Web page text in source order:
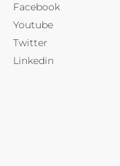
Facebook
Youtube
Twitter
Linkedin